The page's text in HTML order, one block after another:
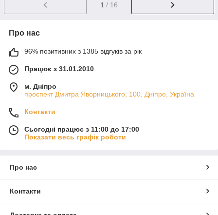
1 / 16
Про нас
96% позитивних з 1385 відгуків за рік
Працює з 31.01.2010
м. Дніпро
проспект Дмитра Яворницького, 100, Дніпро, Україна
Контакти
Сьогодні працює з 11:00 до 17:00
Показати весь графік роботи
Про нас
Контакти